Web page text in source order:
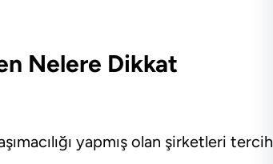
Nelere Dikkat
yapmış olan şirketleri tercih